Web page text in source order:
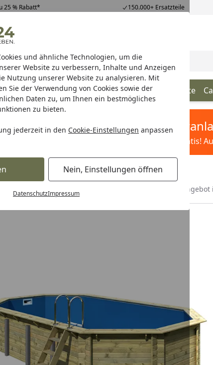
und ähnliche Technologien, um die
Website zu verbessern, Inhalte und Anzeigen
Nutzung unserer Website zu analysieren. Mit
Sie der Verwendung von Cookies sowie der
Daten zu, um Ihnen ein bestmögliches
zu bieten.
jederzeit in den Cookie-Einstellungen anpassen
Nein, Einstellungen öffnen
DatenschutzImpressum
25 % Rabatt* 150.000+ Ersatzteile
25.967 Bewertungen
Tipps & Tricks Suche
Kinderspielgeräte & Spielzeuge Sportgeräte
Karibu Pools inkl. gratis
Dein Traumpool im Sorglos-Paket: Filter&Pflege gratis!
A 700 x 400 cm - kesseldruckimprägniert